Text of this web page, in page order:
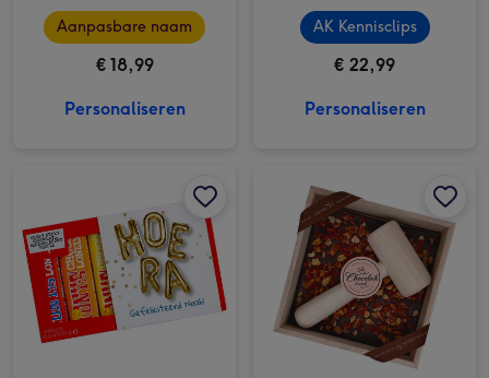
met eigen naam | 200g
Aanpasbare naam
€ 18,99
Personaliseren
niet van de kaart
brengen
AK Kennisclips
€ 22,99
Personaliseren